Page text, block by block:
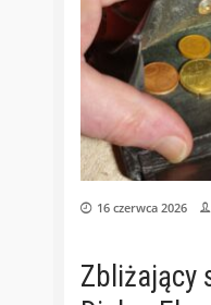
16 czerwca 2026
Zbliżający